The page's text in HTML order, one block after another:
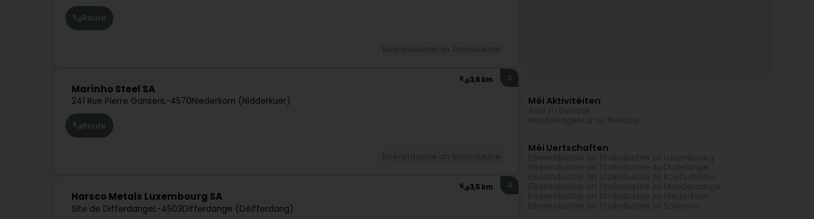
Route
3,6 km
Marinho Steel SA
241 Rue Pierre GansenL-4570Niederkorn (Nidderkuer)
3
Route
3,5 km
Harsco Metals Luxembourg SA
Site de DifferdangeL-4503Differdange (Déifferdang)
4
Méi Aktivitéiten
Méi Uertschaften